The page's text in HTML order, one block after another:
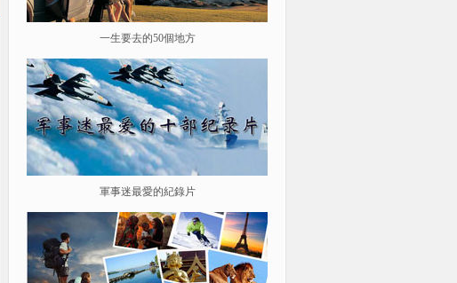
一生要去的50個地方
軍事迷最愛的紀錄片